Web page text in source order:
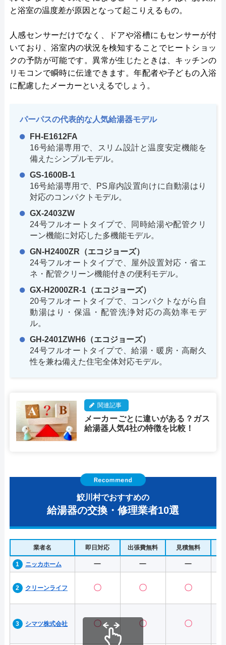
と浴室の温度差が原因となって起こりえるもの。
人感センサーだけでなく、ドアや浴槽にもセンサーが付
いており、浴室内の状況を検知することでヒートショッ
クの予防が可能です。異常が生じたときは、キッチンの
リモコンで瞬時に伝達できます。年配者や子どもの入浴
に配慮したメーカーといえるでしょう。
パーパスの代表的な人気給湯器モデル
FH-E1612FA
16号給湯専用で、スリム設計と温度安定機能を
備えたシンプルモデル。
GS-1600B-1
16号給湯専用で、PS扉内設置向けに自動湯はり
対応のコンパクトモデル。
GX-2403ZW
24号フルオートタイプで、同時給湯や配管クリ
ーン機能に対応した多機能モデル。
GN-H2400ZR（エコジョーズ）
24号フルオートタイプで、屋外設置対応・省エ
ネ・配管クリーン機能付きの便利モデル。
GX-H2000ZR-1（エコジョーズ）
20号フルオートタイプで、コンパクトながら自
動湯はり・保温・配管洗浄対応の高効率モデ
ル。
GH-2401ZWH6（エコジョーズ）
24号フルオートタイプで、給湯・暖房・高耐久
性を兼ね備えた住宅全体対応モデル。
関連記事
メーカーごとに違いがある？ガス
給湯器人気4社の特徴を比較！
鮫川村でおすすめの
給湯器の交換・修理業者10選
業者名 即日対応 出張費無料 見積無料
ニッカホーム ー ー ー
クリーンライフ 〇 〇 〇
シマツ株式会社 〇 〇 〇